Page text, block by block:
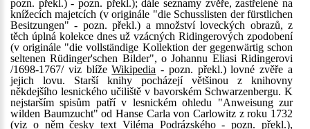
pozn. překl.) - pozn. překl.); dále seznamy zvěře, zastřelené na
knížecích majetcích (v originále "die Schusslisten der fürstlichen
Besitzungen" - pozn. překl.) a množství loveckých obrazů, z
těch úplná kolekce dnes už vzácných Ridingerových zpodobení
(v originále "die vollständige Kollektion der gegenwärtig schon
seltenen Rüdinger'schen Bilder", o Johannu Eliasi Ridingerovi
/1698-1767/ viz blížeWikipedia - pozn. překl.) lovné zvěře a
jejich lovu. Starší knihy pocházejí většinou z knihovny
někdejšího lesnického učiliště v bavorském Schwarzenbergu. K
nejstarším spisům patří v lesnickém ohledu "Anweisung zur
wilden Baumzucht" od Hanse Carla von Carlowitz z roku 1732
(viz o něm českytext Viléma Podrázského- pozn. překl.),